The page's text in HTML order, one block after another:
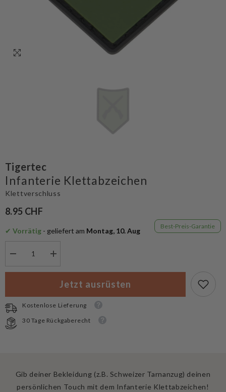
Tigertec
Infanterie Klettabzeichen
Klettverschluss
8.95 CHF
Best-Preis-Garantie
✔ Vorrätig - geliefert am Montag, 10. Aug
für
Klettabzeichen
Menge
für
Tigertec
Infanterie
Klettabzeichen
Jetzt ausrüsten
Kostenlose Lieferung
30 Tage Rückgaberecht
Gib deiner Bekleidung (z.B. Schweizer Tarnanzug) deinen
persönlichen Touch mit dem Infanterie Klettabzeichen!